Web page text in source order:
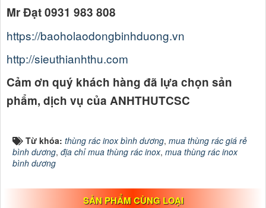
Mr Đạt 0931 983 808
https://baoholaodongbinhduong.vn
http://sieuthianhthu.com
Cảm ơn quý khách hàng đã lựa chọn sản
phẩm, dịch vụ của ANHTHUTCSC
Từ khóa: thùng rác inox bình dương, mua thùng rác giá rẻ
bình dương, địa chỉ mua thùng rác inox, mua thùng rác inox
bình dương
SẢN PHẨM CÙNG LOẠI